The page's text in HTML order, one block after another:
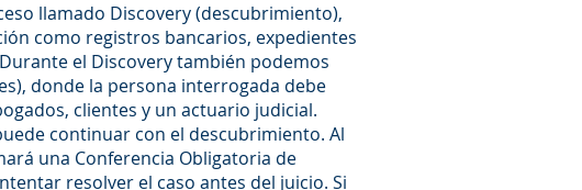
llamado Discovery (descubrimiento),
como registros bancarios, expedientes
el Discovery también podemos
donde la persona interrogada debe
clientes y un actuario judicial.
continuar con el descubrimiento. Al
una Conferencia Obligatoria de
resolver el caso antes del juicio. Si